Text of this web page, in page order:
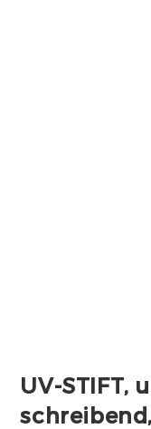
UV-STIFT,